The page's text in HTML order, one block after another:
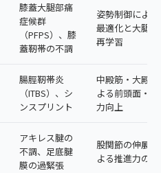
膝蓋大腿部痛
症候群
（PFPS）、膝
蓋靭帯の不調
姿勢制御によ
最適化と大腿
再学習
腸脛靭帯炎
（ITBS）、シ
ンスプリント
中殿筋・大殿
よる前頭面・
力向上
アキレス腱の
不調、足底腱
膜の過緊張
股関節の伸展
よる推進力の